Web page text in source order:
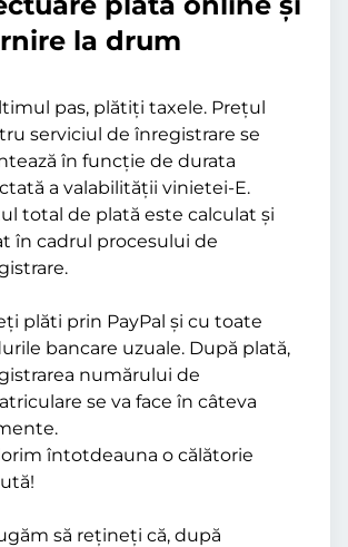
la drum
pas, plătiți taxele. Prețul
serviciul de înregistrare se
în funcție de durata
a valabilității vinietei-E.
total de plată este calculat și
în cadrul procesului de
plăti prin PayPal și cu toate
bancare uzuale. După plată,
numărului de
se va face în câteva
întotdeauna o călătorie
să rețineți că, după